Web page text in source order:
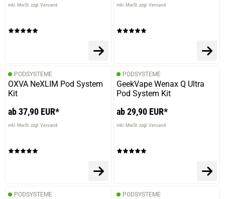
inkl. MwSt. zzgl. Versand inkl. MwSt. zzgl. Versand
PODSYSTEME
OXVA NeXLIM Pod System
Kit
ab 37,90 EUR*
inkl. MwSt. zzgl. Versand
PODSYSTEME
GeekVape Wenax Q Ultra
Pod System Kit
ab 29,90 EUR*
inkl. MwSt. zzgl. Versand
PODSYSTEME PODSYSTEME